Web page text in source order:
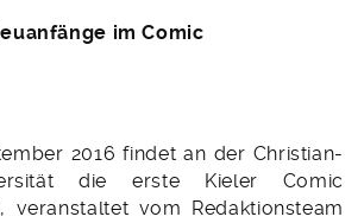
im Comic
2016 findet an der Christian-
die erste Kieler Comic
veranstaltet vom Redaktionsteam